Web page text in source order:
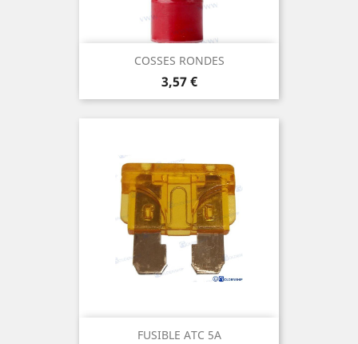
COSSES RONDES
Prix
3,57 €
FUSIBLE ATC 5A